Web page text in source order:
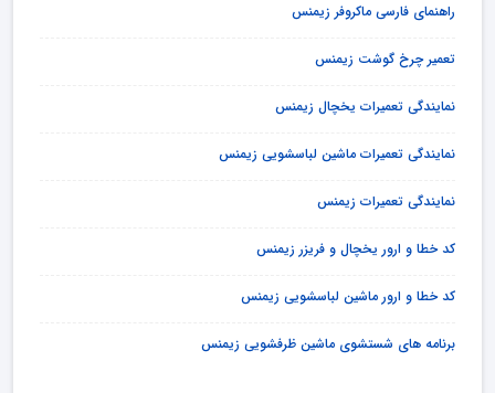
راهنمای فارسی ماکروفر زیمنس
تعمیر چرخ گوشت زیمنس
نمایندگی تعمیرات یخچال زیمنس
نمایندگی تعمیرات ماشین لباسشویی زیمنس
نمایندگی تعمیرات زیمنس
کد خطا و ارور یخچال و فریزر زیمنس
کد خطا و ارور ماشین لباسشویی زیمنس
برنامه های شستشوی ماشین ظرفشویی زیمنس